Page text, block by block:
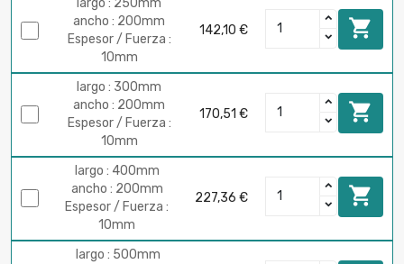
largo : 250mm
ancho : 200mm
Espesor / Fuerza :
10mm
142,10 € 
largo : 300mm
ancho : 200mm
Espesor / Fuerza :
10mm
170,51 € 
largo : 400mm
ancho : 200mm
Espesor / Fuerza :
10mm
227,36 € 
largo : 500mm